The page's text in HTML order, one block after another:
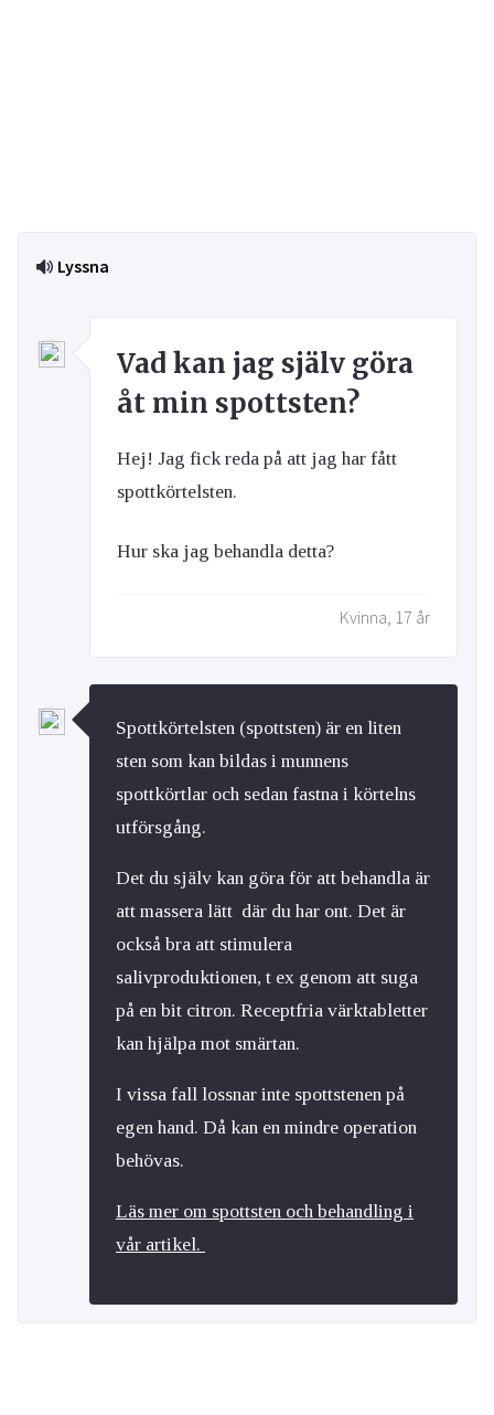
Lyssna
Vad kan jag själv göra
åt min spottsten?
Hej! Jag fick reda på att jag har fått
spottkörtelsten.
Hur ska jag behandla detta?
Kvinna, 17 år
Spottkörtelsten (spottsten) är en liten
sten som kan bildas i munnens
spottkörtlar och sedan fastna i körtelns
utförsgång.
Det du själv kan göra för att behandla är
att massera lätt där du har ont. Det är
också bra att stimulera
salivproduktionen, t ex genom att suga
på en bit citron. Receptfria värktabletter
kan hjälpa mot smärtan.
I vissa fall lossnar inte spottstenen på
egen hand. Då kan en mindre operation
behövas.
Läs mer om spottsten och behandling i
vår artikel.